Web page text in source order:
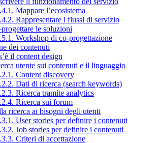
Mappare l’ecosistema
Rappresentare i flussi di servizio
le soluzioni
Workshop di co-progettazione
dei contenuti
il content design
utente sui contenuti e il linguaggio
Content discovery
Dati di ricerca (search keywords)
Ricerca tramite analytics
Ricerca sui forum
ricerca ai bisogni degli utenti
User stories per definire i contenuti
Job stories per definire i contenuti
Criteri di accettazione